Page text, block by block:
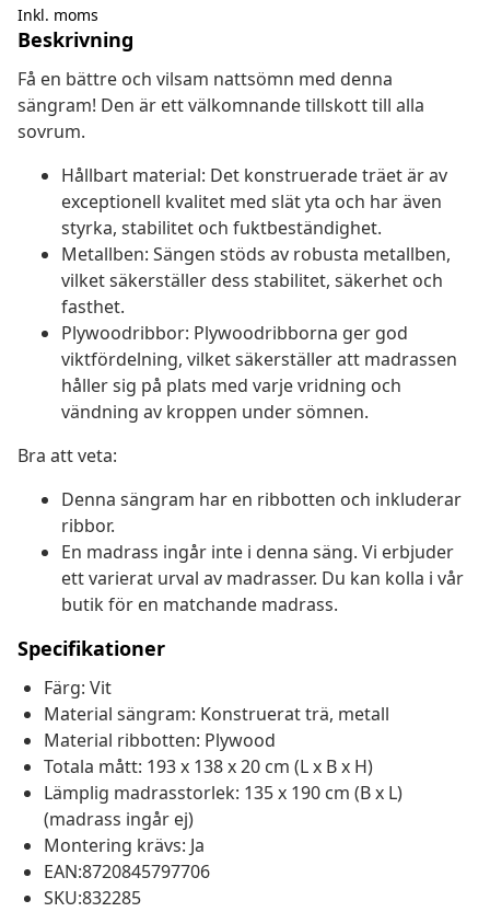
Inkl. moms
Beskrivning
Få en bättre och vilsam nattsömn med denna
sängram! Den är ett välkomnande tillskott till alla
sovrum.
Hållbart material: Det konstruerade träet är av
exceptionell kvalitet med slät yta och har även
styrka, stabilitet och fuktbeständighet.
Metallben: Sängen stöds av robusta metallben,
vilket säkerställer dess stabilitet, säkerhet och
fasthet.
Plywoodribbor: Plywoodribborna ger god
viktfördelning, vilket säkerställer att madrassen
håller sig på plats med varje vridning och
vändning av kroppen under sömnen.
Bra att veta:
Denna sängram har en ribbotten och inkluderar
ribbor.
En madrass ingår inte i denna säng. Vi erbjuder
ett varierat urval av madrasser. Du kan kolla i vår
butik för en matchande madrass.
Specifikationer
Färg: Vit
Material sängram: Konstruerat trä, metall
Material ribbotten: Plywood
Totala mått: 193 x 138 x 20 cm (L x B x H)
Lämplig madrasstorlek: 135 x 190 cm (B x L)
(madrass ingår ej)
Montering krävs: Ja
EAN:8720845797706
SKU:832285